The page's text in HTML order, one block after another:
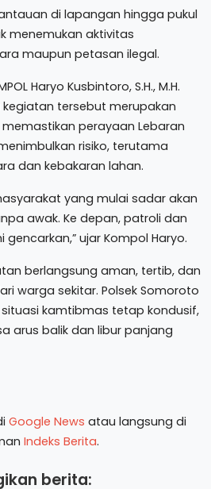
di lapangan hingga pukul
menemukan aktivitas
maupun petasan ilegal.
Haryo Kusbintoro, S.H., M.H.
tersebut merupakan
perayaan Lebaran
risiko, terutama
dan kebakaran lahan.
yang mulai sadar akan
awak. Ke depan, patroli dan
ujar Kompol Haryo.
berlangsung aman, tertib, dan
warga sekitar. Polsek Somoroto
kamtibmas tetap kondusif,
arus balik dan libur panjang
Google News atau langsung di
Indeks Berita.
berita: